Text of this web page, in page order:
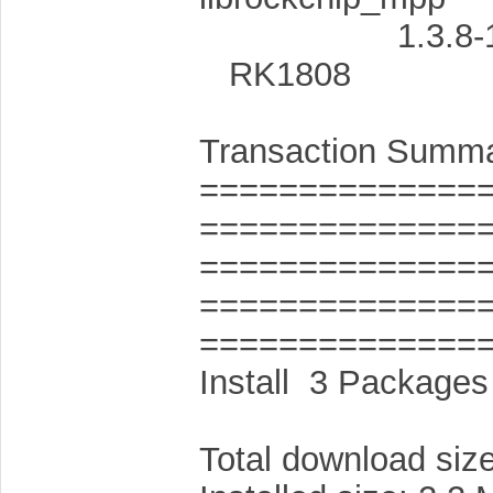
1.3.8-
Transaction
Install 3 Packages
Total download